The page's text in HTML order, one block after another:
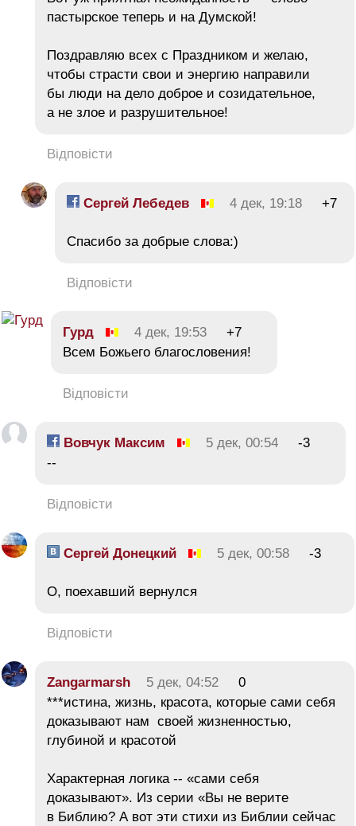
пастырское теперь и на Думской!
Поздравляю всех с Праздником и желаю,
чтобы страсти свои и энергию направили
бы люди на дело доброе и созидательное,
а не злое и разрушительное!
Відповісти
Сергей Лебедев 4 дек, 19:18 +7
Спасибо за добрые слова:)
Відповісти
Гурд 4 дек, 19:53
+7
Всем Божьего благословения!
Відповісти
Вовчук Максим 5 дек, 00:54
-3
--
Відповісти
Сергей Донецкий 5 дек, 00:58 -3
О, поехавший вернулся
Відповісти
Zangarmarsh 5 дек, 04:52
0
***истина, жизнь, красота, которые сами себя
доказывают нам своей жизненностью,
глубиной и красотой
Характерная логика -- «сами себя
доказывают». Из серии «Вы не верите
в Библию? А вот эти стихи из Библии сейчас